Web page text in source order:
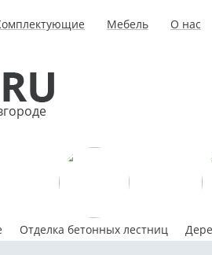
Мебель О нас
Отделка бетонных лестниц